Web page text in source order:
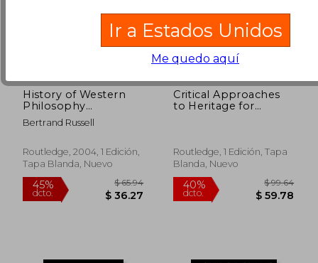
45%
dcto. $ 96.79
40%
dcto. $
History of Western
Philosophy
(Routledge Classics)
(en Inglés)
Bertrand Russell
Routledge, 2004, 1 Edición,
Tapa Blanda, Nuevo
Critical Approaches
to Heritage for
Inglés)
Routledge, 1 Edición, Tapa
Blanda, Nuevo
Ir a Estados Unidos
Me quedo aquí